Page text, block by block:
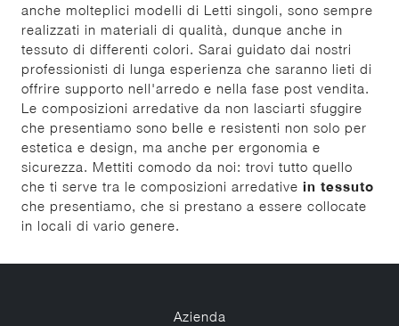
anche molteplici modelli di Letti singoli, sono sempre
realizzati in materiali di qualità, dunque anche in
tessuto di differenti colori. Sarai guidato dai nostri
professionisti di lunga esperienza che saranno lieti di
offrire supporto nell'arredo e nella fase post vendita.
Le composizioni arredative da non lasciarti sfuggire
che presentiamo sono belle e resistenti non solo per
estetica e design, ma anche per ergonomia e
sicurezza. Mettiti comodo da noi: trovi tutto quello
che ti serve tra le composizioni arredative in tessuto
che presentiamo, che si prestano a essere collocate
in locali di vario genere.
Azienda